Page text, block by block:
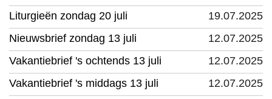
19.07.2025
Liturgieën zondag 20 juli
12.07.2025
Nieuwsbrief zondag 13 juli
12.07.2025
Vakantiebrief 's ochtends 13 juli
12.07.2025
Vakantiebrief 's middags 13 juli